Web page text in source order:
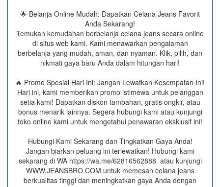
🌟 Belanja Online Mudah: Dapatkan Celana Jeans Favorit
Anda Sekarang!
Temukan kemudahan berbelanja celana jeans secara online
di situs web kami. Kami menawarkan pengalaman
berbelanja yang mudah, aman, dan nyaman. Klik, pilih, dan
nikmati gaya baru Anda dalam hitungan hari!
🔥 Promo Spesial Hari Ini: Jangan Lewatkan Kesempatan Ini!
Hari ini, kami memberikan promo istimewa untuk pelanggan
setia kami! Dapatkan diskon tambahan, gratis ongkir, atau
bonus menarik lainnya. Segera hubungi kami atau kunjungi
toko online kami untuk mengetahui penawaran eksklusif ini!
Hubungi Kami Sekarang dan Tingkatkan Gaya Anda!
Jangan biarkan peluang ini terlewatkan! Hubungi kami
sekarang di WA https://wa.me/62816562888​ atau kunjungi
WWW.JEANSBRO.COM untuk memesan celana jeans
berkualitas tinggi dan meningkatkan gaya Anda dengan